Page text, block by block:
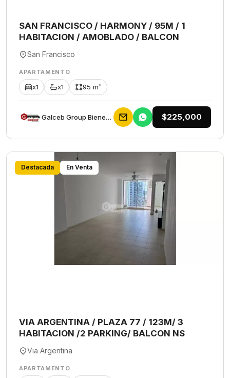
SAN FRANCISCO / HARMONY / 95M / 1
HABITACION / AMOBLADO / BALCON
San Francisco
APARTAMENTO
x1 x1 95 m²
Galceb Group Bienes Raices $225,000
Destacada En Venta
VIA ARGENTINA / PLAZA 77 / 123M/ 3
HABITACION /2 PARKING/ BALCON NS
Via Argentina
APARTAMENTO